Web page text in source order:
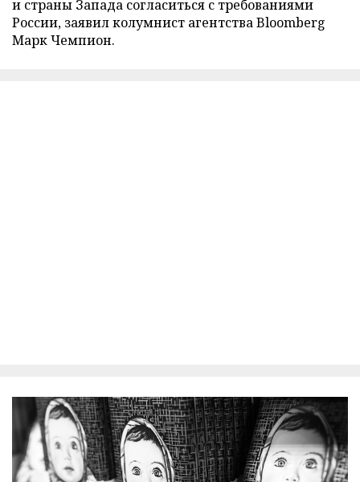
и страны Запада согласиться с требованиями
России, заявил колумнист агентства Bloomberg
Марк Чемпион.